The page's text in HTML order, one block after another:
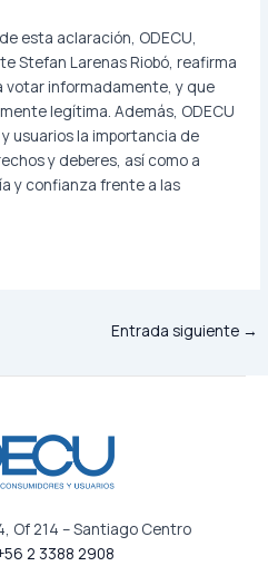
esta aclaración, ODECU,
Stefan Larenas Riobó, reafirma
votar informadamente, y que
legítima. Además, ODECU
usuarios la importancia de
y deberes, así como a
y confianza frente a las
Entrada siguiente →
Of 214 – Santiago Centro
2 3388 2908